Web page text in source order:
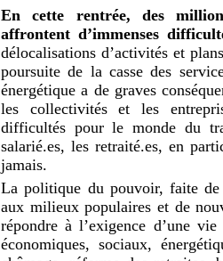
En cette rentrée, des
affrontent d’immenses
délocalisations d’activités et
poursuite de la casse des
énergétique a de graves
les collectivités et les
difficultés pour le monde du
salarié.es, les retraité.es, en
jamais.
La politique du pouvoir, faite de
aux milieux populaires et de
répondre à l’exigence d’une
économiques, sociaux,